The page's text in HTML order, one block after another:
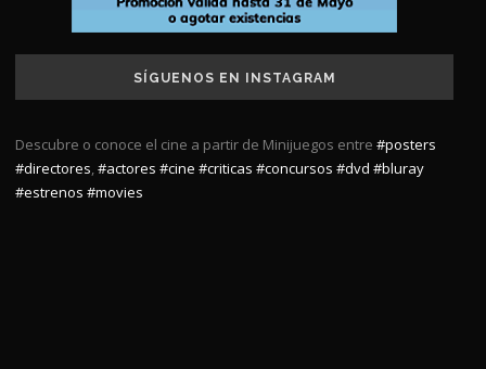
SÍGUENOS EN INSTAGRAM
Descubre o conoce el cine a partir de Minijuegos entre #posters
#directores,#actores #cine #criticas #concursos #dvd #bluray
#estrenos #movies